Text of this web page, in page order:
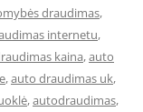
draudimas,
internetu,
kaina,auto
,auto draudimas uk,
,autodraudimas,